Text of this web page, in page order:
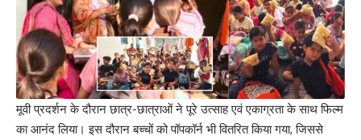
मूवी प्रदर्शन के दौरान छात्र-छात्राओं ने पूरे उत्साह एवं एकाग्रता के साथ फिल्म
का आनंद लिया। इस दौरान बच्चों को पॉपकॉर्न भी वितरित किया गया, जिससे